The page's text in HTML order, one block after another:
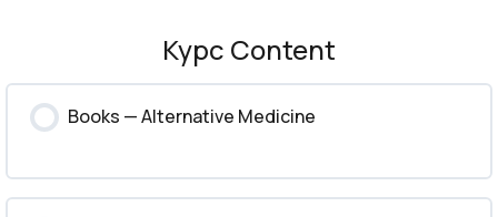
Курс Content
Books — Alternative Medicine